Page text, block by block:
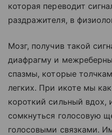
которая переводит
раздражителя, в
Мозг, получив такой
диафрагму и
спазмы, которые
легких. При икоте мы
короткий сильный вдох,
сомкнуться голосовую
голосовыми связками.